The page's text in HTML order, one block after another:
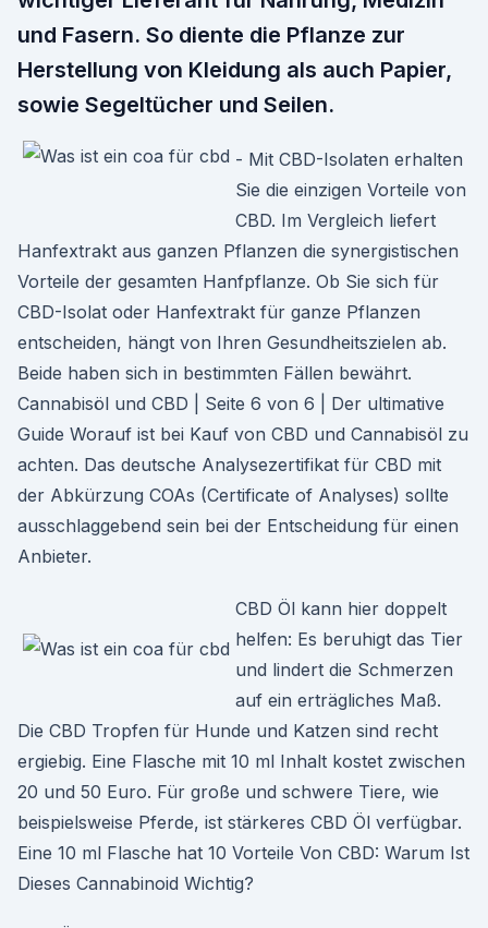
und Fasern. So diente die Pflanze zur
Herstellung von Kleidung als auch Papier,
sowie Segeltücher und Seilen.
- Mit CBD-Isolaten erhalten
Sie die einzigen Vorteile von
CBD. Im Vergleich liefert
Hanfextrakt aus ganzen Pflanzen die synergistischen
Vorteile der gesamten Hanfpflanze. Ob Sie sich für
CBD-Isolat oder Hanfextrakt für ganze Pflanzen
entscheiden, hängt von Ihren Gesundheitszielen ab.
Beide haben sich in bestimmten Fällen bewährt.
Cannabisöl und CBD | Seite 6 von 6 | Der ultimative
Guide Worauf ist bei Kauf von CBD und Cannabisöl zu
achten. Das deutsche Analysezertifikat für CBD mit
der Abkürzung COAs (Certificate of Analyses) sollte
ausschlaggebend sein bei der Entscheidung für einen
Anbieter.
CBD Öl kann hier doppelt
helfen: Es beruhigt das Tier
und lindert die Schmerzen
auf ein erträgliches Maß.
Die CBD Tropfen für Hunde und Katzen sind recht
ergiebig. Eine Flasche mit 10 ml Inhalt kostet zwischen
20 und 50 Euro. Für große und schwere Tiere, wie
beispielsweise Pferde, ist stärkeres CBD Öl verfügbar.
Eine 10 ml Flasche hat 10 Vorteile Von CBD: Warum Ist
Dieses Cannabinoid Wichtig?